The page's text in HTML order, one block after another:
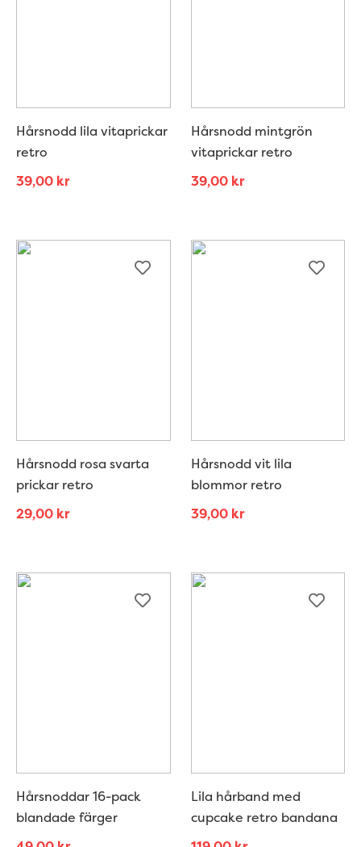
Hårsnodd lila vitaprickar
retro
39,00 kr
Hårsnodd mintgrön
vitaprickar retro
39,00 kr
Hårsnodd rosa svarta
prickar retro
29,00 kr
Hårsnodd vit lila
blommor retro
39,00 kr
Hårsnoddar 16-pack
blandade färger
Lila hårband med
cupcake retro bandana